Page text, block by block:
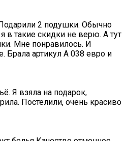
2 подушки. Обычно
в такие скидки не верю. А тут
Мне понравилось. И
Брала артикул А 038 евро и
Я взяла на подарок,
Постелили, очень красиво